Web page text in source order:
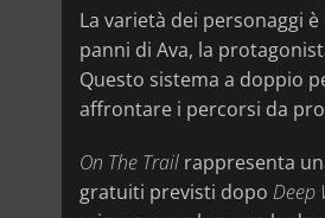
La varietà dei personaggi
panni di Ava, la
Questo sistema a doppio
affrontare i percorsi da
On The Trail rappresenta
gratuiti previsti dopo Deep